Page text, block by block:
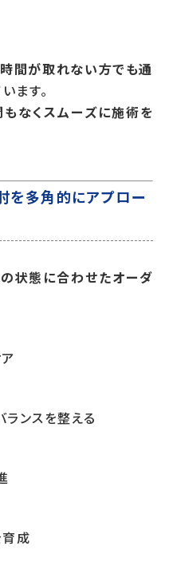
間が取れない方でも通
ます。
なくスムーズに施術を
を多角的にアプロー
状態に合わせたオーダ
ンスを整える
成